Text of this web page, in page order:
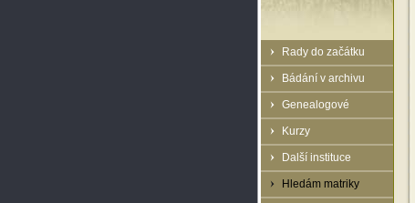
Rady do začátku
Bádání v archivu
Genealogové
Kurzy
Další instituce
Hledám matriky